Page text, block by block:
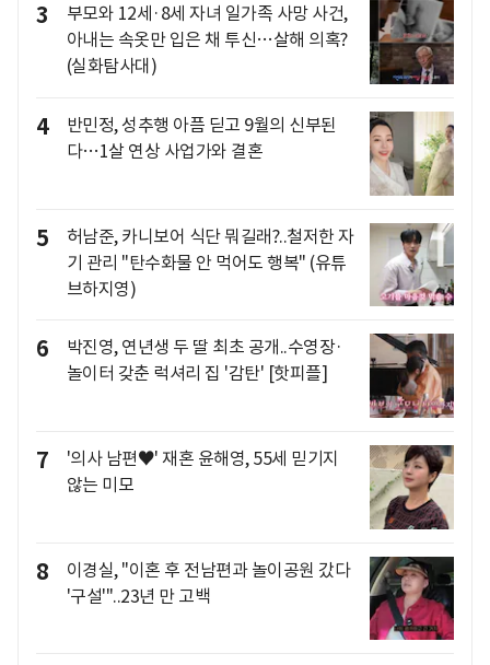
3
부모와 12세·8세 자녀 일가족 사망 사건,
아내는 속옷만 입은 채 투신…살해 의혹?
(실화탐사대)
4
반민정, 성추행 아픔 딛고 9월의 신부된
다…1살 연상 사업가와 결혼
5
허남준, 카니보어 식단 뭐길래?..철저한 자
기 관리 "탄수화물 안 먹어도 행복" (유튜
브하지영)
6
박진영, 연년생 두 딸 최초 공개..수영장·
놀이터 갖춘 럭셔리 집 '감탄' [핫피플]
7
'의사 남편♥' 재혼 윤해영, 55세 믿기지
않는 미모
8
이경실, "이혼 후 전남편과 놀이공원 갔다
'구설'"..23년 만 고백